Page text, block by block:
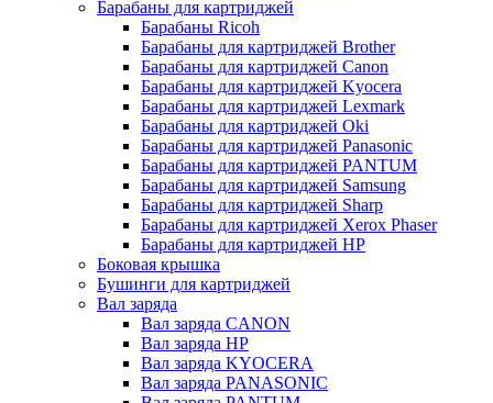
Барабаны для картриджей
Барабаны Ricoh
Барабаны для картриджей Brother
Барабаны для картриджей Canon
Барабаны для картриджей Kyocera
Барабаны для картриджей Lexmark
Барабаны для картриджей Oki
Барабаны для картриджей Panasonic
Барабаны для картриджей PANTUM
Барабаны для картриджей Samsung
Барабаны для картриджей Sharp
Барабаны для картриджей Xerox Phaser
Барабаны для картриджей НР
Боковая крышка
Бушинги для картриджей
Вал заряда
Вал заряда CANON
Вал заряда HP
Вал заряда KYOCERA
Вал заряда PANASONIC